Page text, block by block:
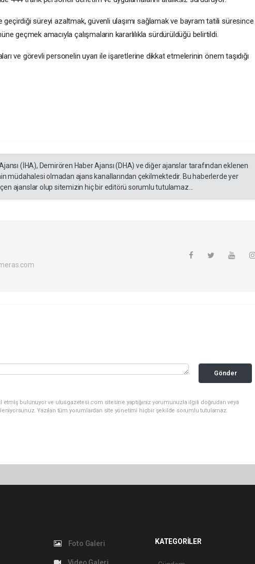
geçirdiği süreyi azaltmak, güvenli ulaşımı sağlamak ve bayram tatili süresince
geçmek amacıyla çalışmaların kararlılıkla sürdürüldüğü belirtildi.
ve görevli personelin uyarı ile işaretlerine dikkat etmelerinin önem taşıdığı
(İHA), Demirören Haber Ajansı (DHA) ve diğer ajanslar tarafından eklenen
müdahalesi olmadan ajans kanallarından çekilmektedir. Bu haberlerde yer
ajanslar olup sitemizin hiç bir editörü sorumlu tutulamaz...
Gönder
etmiş bulunuyor ve ulusgazetesi.com sitesine yaptığınız yorumunuzla ilgili doğrudan veya
Yazılan tüm yorumlardan site yönetimi hiçbir şekilde sorumlu tutulamaz.
Foto Galeri
Video Galeri
KATEGORİLER